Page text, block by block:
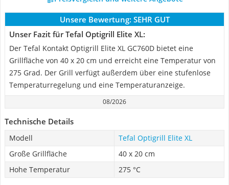
Unsere Bewertung: SEHR GUT
Unser Fazit für Tefal Optigrill Elite XL:
Der Tefal Kontakt Optigrill Elite XL GC760D bietet eine
Grillfläche von 40 x 20 cm und erreicht eine Temperatur von
275 Grad. Der Grill verfügt außerdem über eine stufenlose
Temperaturregelung und eine Temperaturanzeige.
08/2026
Technische Details
Modell
Tefal Optigrill Elite XL
Große Grillfläche
40 x 20 cm
Hohe Temperatur
275 °C